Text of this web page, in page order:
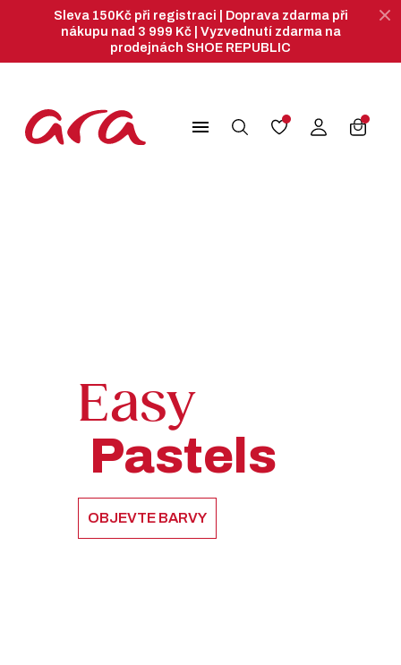
Sleva 150Kč při registraci | Doprava zdarma při
nákupu nad 3 999 Kč | Vyzvednutí zdarma na
prodejnách SHOE REPUBLIC
menu
Easy
Pastels
OBJEVTE BARVY